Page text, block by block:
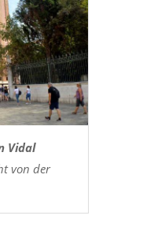
Vidal
von der